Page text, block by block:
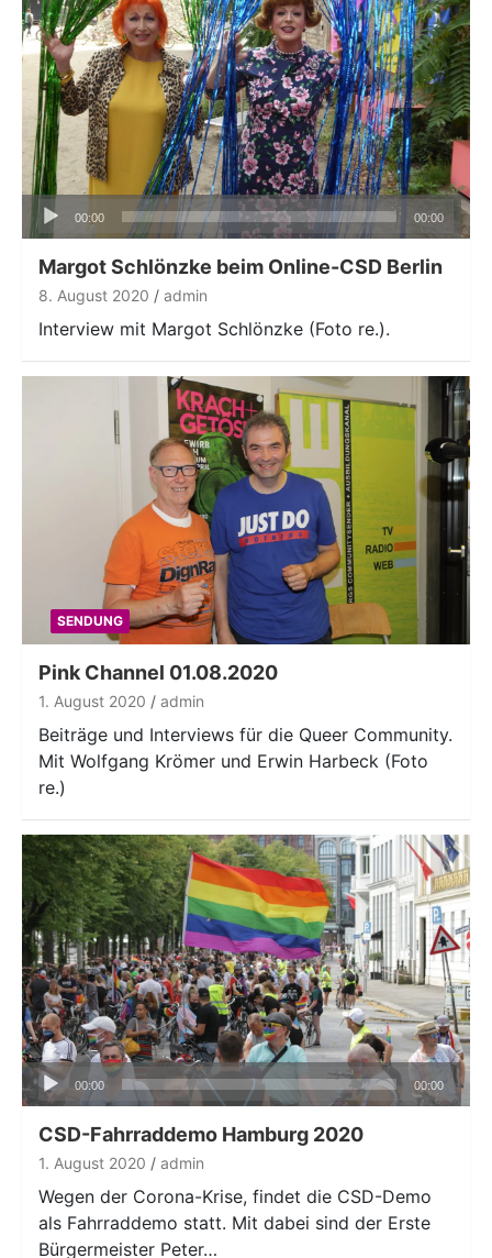
Audio-
Player
00:00 00:00
Margot Schlönzke beim Online-CSD Berlin
8. August 2020 admin
Interview mit Margot Schlönzke (Foto re.).
SENDUNG
Pink Channel 01.08.2020
1. August 2020 admin
Beiträge und Interviews für die Queer Community.
Mit Wolfgang Krömer und Erwin Harbeck (Foto
re.)
Audio-
Player
00:00 00:00
CSD-Fahrraddemo Hamburg 2020
1. August 2020 admin
Wegen der Corona-Krise, findet die CSD-Demo
als Fahrraddemo statt. Mit dabei sind der Erste
Bürgermeister Peter…